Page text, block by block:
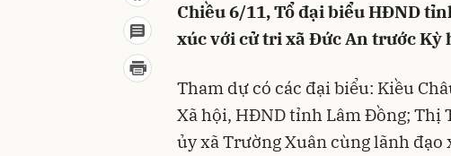
Chiều 6/11, Tổ đại biểu HĐND
xúc với cử tri xã Đức An trước Kỳ
Tham dự có các đại biểu: Kiều
Xã hội, HĐND tỉnh Lâm Đồng; Thị
ủy xã Trường Xuân cùng lãnh